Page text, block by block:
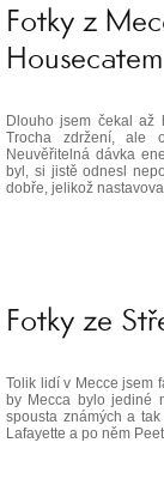
Fotky z
Housecatem
Dlouho jsem čekal až
Trocha zdržení, ale
Neuvěřitelná dávka
byl, si jistě odnesl
dobře, jelikož
Fotky ze
Tolik lidí v Mecce jsem
by Mecca bylo jediné
spousta známých a
Lafayette a po něm